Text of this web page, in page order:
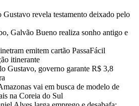
Gustavo revela testamento deixado pelo
Galvão Bueno realiza sonho antigo e
emitem cartão PassaFácil
itinerante
Gustavo, governo garante R$ 3,8
vai em busca de modelo de
na Coreia do Sul